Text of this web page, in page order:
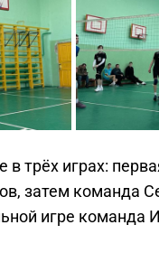
в трёх играх:
затем команда
игре команда